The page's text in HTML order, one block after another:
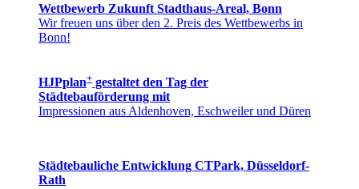
Wettbewerb Zukunft Stadthaus-Areal, Bonn
Wir freuen uns über den 2. Preis des Wettbewerbs in
Bonn!
HJPplan+ gestaltet den Tag der
Städtebauförderung mit
Impressionen aus Aldenhoven, Eschweiler und Düren
Städtebauliche Entwicklung CTPark, Düsseldorf-
Rath